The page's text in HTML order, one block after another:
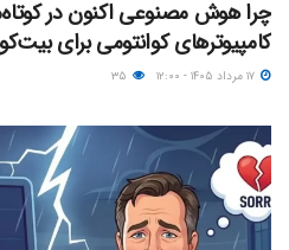
چرا هوش مصنوعی اکنون در
کامپیوترهای کوانتومی برای